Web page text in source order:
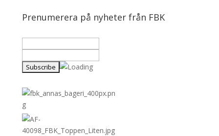
Prenumerera på nyheter från FBK